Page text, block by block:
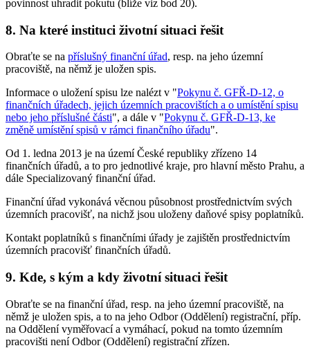
povinnost uhradit pokutu (blíže viz bod 20).
8. Na které instituci životní situaci řešit
Obraťte se na příslušný finanční úřad, resp. na jeho územní
pracoviště, na němž je uložen spis.
Informace o uložení spisu lze nalézt v "Pokynu č. GFŘ-D-12, o
finančních úřadech, jejich územních pracovištích a o umístění spisu
nebo jeho příslušné části", a dále v "Pokynu č. GFŘ-D-13, ke
změně umístění spisů v rámci finančního úřadu".
Od 1. ledna 2013 je na území České republiky zřízeno 14
finančních úřadů, a to pro jednotlivé kraje, pro hlavní město Prahu, a
dále Specializovaný finanční úřad.
Finanční úřad vykonává věcnou působnost prostřednictvím svých
územních pracovišť, na nichž jsou uloženy daňové spisy poplatníků.
Kontakt poplatníků s finančními úřady je zajištěn prostřednictvím
územních pracovišť finančních úřadů.
9. Kde, s kým a kdy životní situaci řešit
Obraťte se na finanční úřad, resp. na jeho územní pracoviště, na
němž je uložen spis, a to na jeho Odbor (Oddělení) registrační, příp.
na Oddělení vyměřovací a vymáhací, pokud na tomto územním
pracovišti není Odbor (Oddělení) registrační zřízen.